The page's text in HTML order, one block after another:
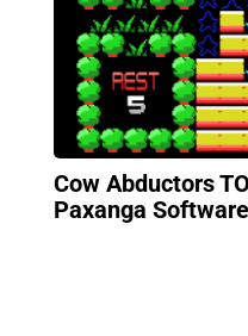
Cow Abductors
Paxanga